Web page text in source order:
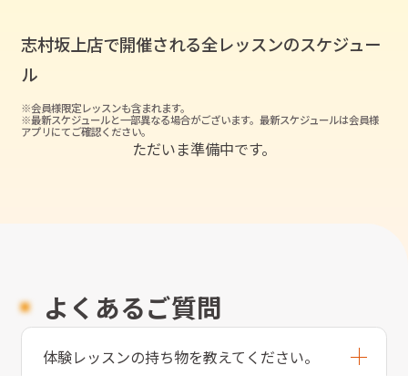
志村坂上店で開催される全レッスンのスケジュー
ル
※会員様限定レッスンも含まれます。
※最新スケジュールと一部異なる場合がございます。最新スケジュールは会員様
アプリにてご確認ください。
ただいま準備中です。
よくあるご質問
体験レッスンの持ち物を教えてください。